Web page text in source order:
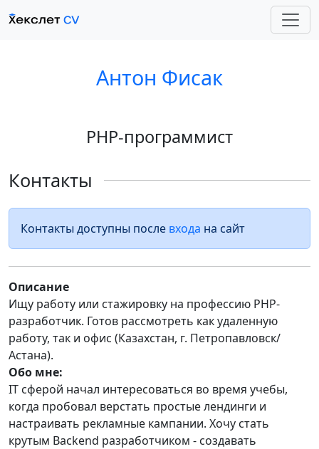
Антон Фисак
PHP-программист
Контакты
Контакты доступны после входа на сайт
Описание
Ищу работу или стажировку на профессию PHP-
разработчик. Готов рассмотреть как удаленную
работу, так и офис (Казахстан, г. Петропавловск/
Астана).
Обо мне:
IT сферой начал интересоваться во время учебы,
когда пробовал верстать простые лендинги и
настраивать рекламные кампании. Хочу стать
крутым Backend разработчиком - создавать